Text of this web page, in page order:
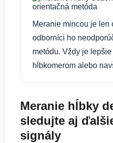
Meranie mincou je len
odborníci ho
metódu. Vždy je
hĺbkomerom alebo
Meranie hĺbky
sledujte aj
signály